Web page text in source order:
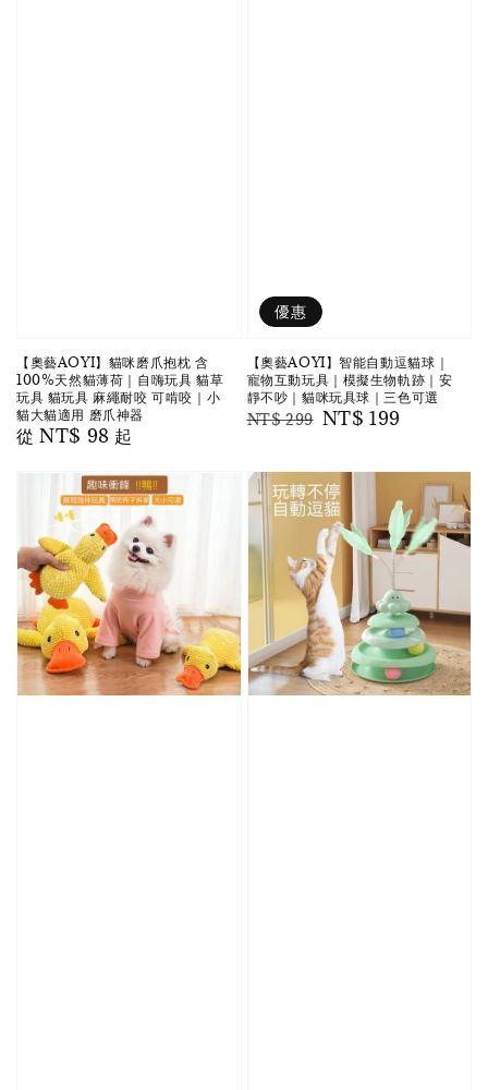
【奧藝AOYI】貓咪磨爪抱枕 含
100%天然貓薄荷｜自嗨玩具 貓草
玩具 貓玩具 麻繩耐咬 可啃咬｜小
貓大貓適用 磨爪神器
Regular
從NT$ 98 起
優惠
【奧藝AOYI】智能自動逗貓球｜
寵物互動玩具｜模擬生物軌跡｜安
靜不吵｜貓咪玩具球｜三色可選
Regular
NT$ 299 Sale
NT$ 199